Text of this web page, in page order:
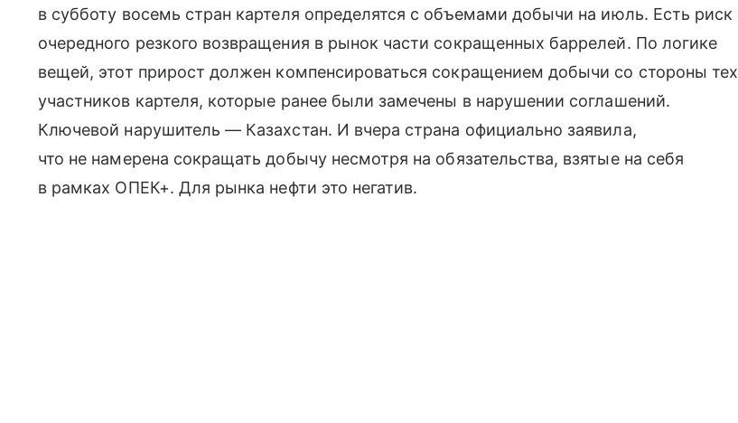
в субботу восемь стран картеля определятся с объемами добычи на июль. Есть риск
очередного резкого возвращения в рынок части сокращенных баррелей. По логике
вещей, этот прирост должен компенсироваться сокращением добычи со стороны тех
участников картеля, которые ранее были замечены в нарушении соглашений.
Ключевой нарушитель — Казахстан. И вчера страна официально заявила,
что не намерена сокращать добычу несмотря на обязательства, взятые на себя
в рамках ОПЕК+. Для рынка нефти это негатив.